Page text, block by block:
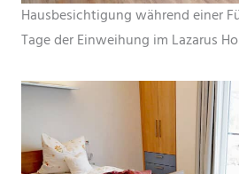
Hausbesichtigung während einer
Tage der Einweihung im Lazarus